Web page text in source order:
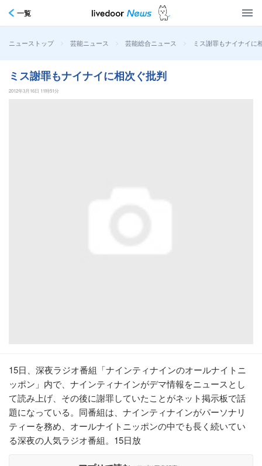
一覧
ニューストップ > 芸能ニュース > 芸能総合ニュース > ミス謝罪もナイナイに
ミス謝罪もナイナイに相次ぐ批判
2012年3月16日 11時51分
15日、深夜ラジオ番組「ナインティナインのオールナイトニ
ッポン」内で、ナインティナインがデマ情報をニュースとし
て読み上げ、その後に謝罪していたことがネット掲示板で話
題になっている。同番組は、ナインティナインがパーソナリ
ティーを務め、オールナイトニッポンの中でも長く続いてい
る深夜の人気ラジオ番組。15日放